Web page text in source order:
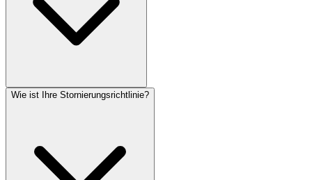
Wie ist Ihre Stornierungsrichtlinie?